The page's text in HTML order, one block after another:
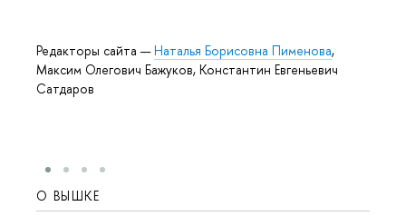
Редакторы сайта —Наталья Борисовна Пименова,
Максим Олегович Бажуков, Константин Евгеньевич
Сатдаров
О ВЫШКЕ